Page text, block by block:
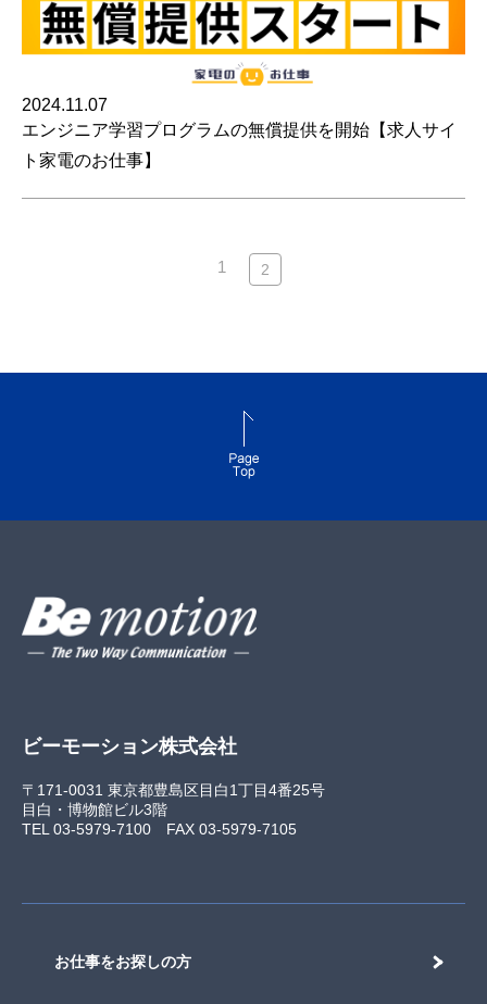
2024.11.07
エンジニア学習プログラムの無償提供を開始【求人サイ
ト家電のお仕事】
1 2
ビーモーション株式会社
〒171-0031 東京都豊島区目白1丁目4番25号
目白・博物館ビル3階
TEL 03-5979-7100
FAX 03-5979-7105
お仕事をお探しの方